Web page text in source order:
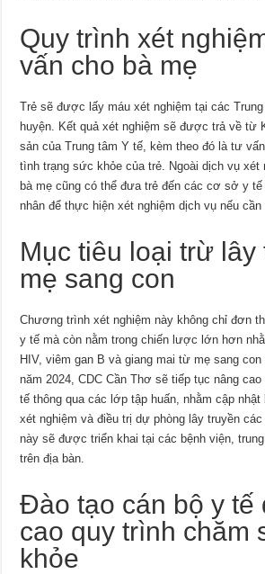
Quy trình xét
vấn cho bà mẹ
Trẻ sẽ được lấy máu xét nghiệm tại các Trung
huyện. Kết quả xét nghiệm sẽ được trả về từ
sản của Trung tâm Y tế, kèm theo đó là tư
tình trạng sức khỏe của trẻ. Ngoài dịch vụ xét
bà mẹ cũng có thể đưa trẻ đến các cơ sở y
nhân để thực hiện xét nghiệm dịch vụ nếu cần
Mục tiêu loại trừ lây
mẹ sang con
Chương trình xét nghiệm này không chỉ đơn
y tế mà còn nằm trong chiến lược lớn hơn
HIV, viêm gan B và giang mai từ mẹ sang con
năm 2024, CDC Cần Thơ sẽ tiếp tục nâng
tế thông qua các lớp tập huấn, nhằm cập
xét nghiệm và điều trị dự phòng lây truyền các
này sẽ được triển khai tại các bệnh viện,
trên địa bàn.
Đào tạo cán bộ y tế
cao quy trình chăm
khỏe